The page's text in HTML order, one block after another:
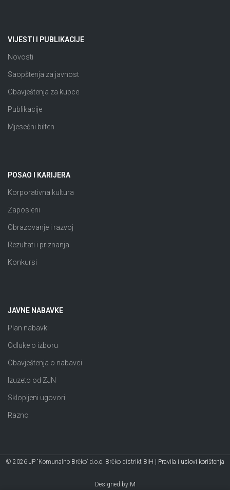
VIJESTI I PUBLIKACIJE
Novosti
Saopštenja za javnost
Obavještenja za kupce
Publikacije
Mjesečni bilten
POSAO I KARIJERA
Korporativna kultura
Zaposleni
Obrazovanje i razvoj
Rezultati i priznanja
Konkursi
JAVNE NABAVKE
Plan nabavki
Odluke o izboru
Obavještenja o nabavci
Izuzeto od ZJN
Sklopljeni ugovori
Razno
© 2026 JP “Komunalno Brčko” d.o.o. Brčko distrikt BiH | Pravila i uslovi korištenja
Designed by M